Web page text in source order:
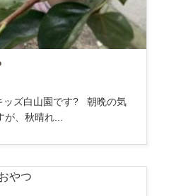
ッズ白山園です? 朝晩の気
、秋晴れ...